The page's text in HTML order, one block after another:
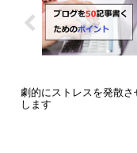
劇的にストレスを発散
します